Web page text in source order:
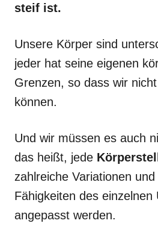
steif ist.
Unsere Körper sind
jeder hat seine eigenen
Grenzen, so dass wir
können.
Und wir müssen es auch
das heißt, jede
zahlreiche Variationen
Fähigkeiten des einzelnen
angepasst werden.